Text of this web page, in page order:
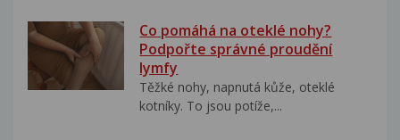
Co pomáhá na oteklé nohy?
Podpořte správné proudění
lymfy
Těžké nohy, napnutá kůže, oteklé
kotníky. To jsou potíže,...